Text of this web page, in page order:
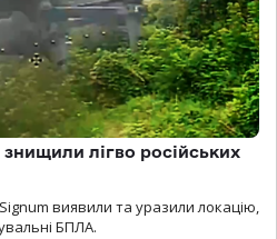
знищили лігво російських
виявили та уразили локацію,
БПЛА.